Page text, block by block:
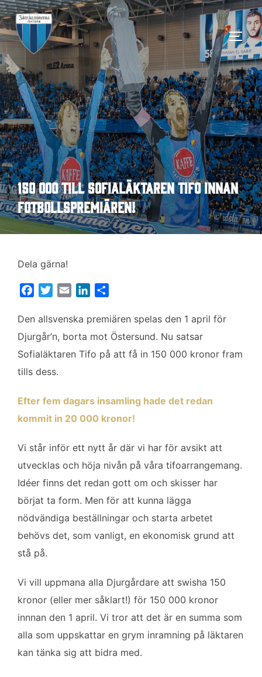
Hoppa
till
innehåll
SLÅ
150 000 till Sofialäktaren Tifo innan
fotbollspremiären!
Dela gärna!
c
e
b
o
o
i
t
e
r
a
i
n
k
d
l
a
Den allsvenska premiären spelas den 1 april för
Djurgår’n, borta mot Östersund. Nu satsar
Sofialäktaren Tifo på att få in 150 000 kronor fram
tills dess.
Efter fem dagars insamling hade det redan
kommit in 20 000 kronor!
Vi står inför ett nytt år där vi har för avsikt att
utvecklas och höja nivån på våra tifoarrangemang.
Idéer finns det redan gott om och skisser har
börjat ta form. Men för att kunna lägga
nödvändiga beställningar och starta arbetet
behövs det, som vanligt, en ekonomisk grund att
stå på.
Vi vill uppmana alla Djurgårdare att swisha 150
kronor (eller mer såklart!) för 150 000 kronor
innnan den 1 april. Vi tror att det är en summa som
alla som uppskattar en grym inramning på läktaren
kan tänka sig att bidra med.